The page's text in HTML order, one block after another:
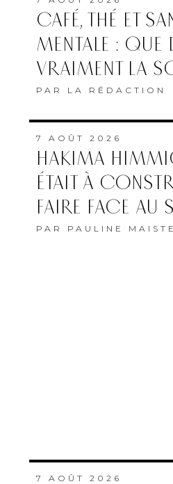
CAFÉ, THÉ ET
MENTALE : QUE
VRAIMENT LA
PAR LA RÉDACTION
7 AOÛT 2026
HAKIMA
ÉTAIT À
FAIRE FACE AU
PAR PAULINE
7 AOÛT 2026